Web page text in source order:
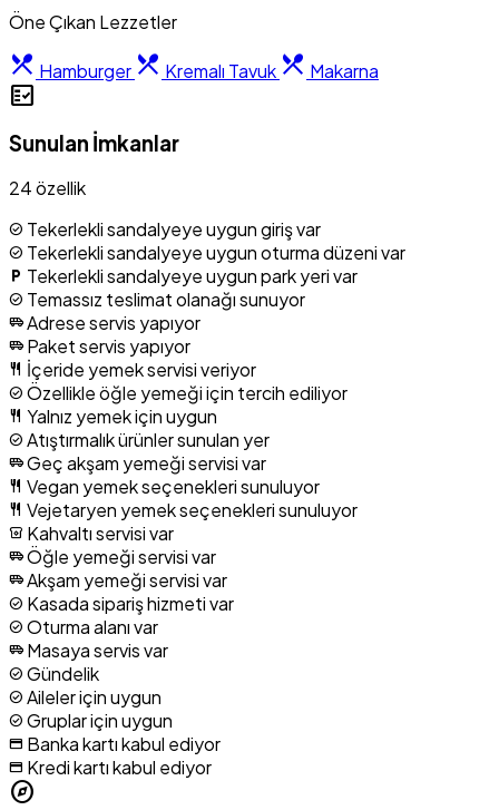
Öne Çıkan Lezzetler
restaurant_menu Hamburger restaurant_menu Kremalı Tavuk restaurant_menu Makarna
fact_check
Sunulan İmkanlar
24 özellik
check_circle Tekerlekli sandalyeye uygun giriş var
check_circle Tekerlekli sandalyeye uygun oturma düzeni var
local_parking Tekerlekli sandalyeye uygun park yeri var
check_circle Temassız teslimat olanağı sunuyor
airport_shuttle Adrese servis yapıyor
airport_shuttle Paket servis yapıyor
restaurant İçeride yemek servisi veriyor
check_circle Özellikle öğle yemeği için tercih ediliyor
restaurant Yalnız yemek için uygun
check_circle Atıştırmalık ürünler sunulan yer
airport_shuttle Geç akşam yemeği servisi var
restaurant Vegan yemek seçenekleri sunuluyor
restaurant Vejetaryen yemek seçenekleri sunuluyor
breakfast_dining Kahvaltı servisi var
airport_shuttle Öğle yemeği servisi var
airport_shuttle Akşam yemeği servisi var
check_circle Kasada sipariş hizmeti var
check_circle Oturma alanı var
airport_shuttle Masaya servis var
check_circle Gündelik
check_circle Aileler için uygun
check_circle Gruplar için uygun
credit_card Banka kartı kabul ediyor
credit_card Kredi kartı kabul ediyor
explore